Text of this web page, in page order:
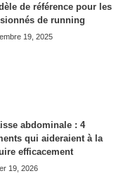
de référence pour les
de running
19, 2025
abdominale : 4
qui aideraient à la
efficacement
19, 2026